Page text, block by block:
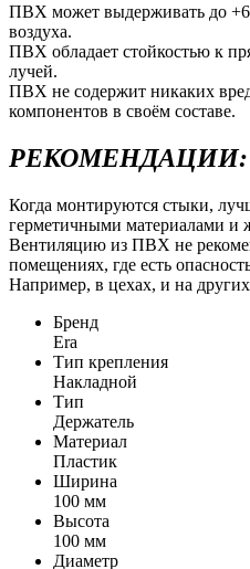
ПВХ может выдерживать до
воздуха.
ПВХ обладает стойкостью к
лучей.
ПВХ не содержит никаких
компонентов в своём составе.
РЕКОМЕНДАЦИИ:
Когда монтируются стыки,
герметичными материалами и
Вентиляцию из ПВХ не
помещениях, где есть
Например, в цехах, и на
Бренд
Era
Тип крепления
Накладной
Тип
Держатель
Материал
Пластик
Ширина
100 мм
Высота
100 мм
Диаметр